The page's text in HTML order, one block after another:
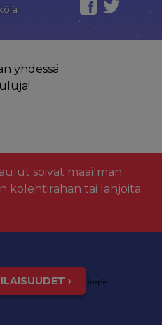
yhdessä
soivat maailman
kolehtirahan tai lahjoita
› inspis